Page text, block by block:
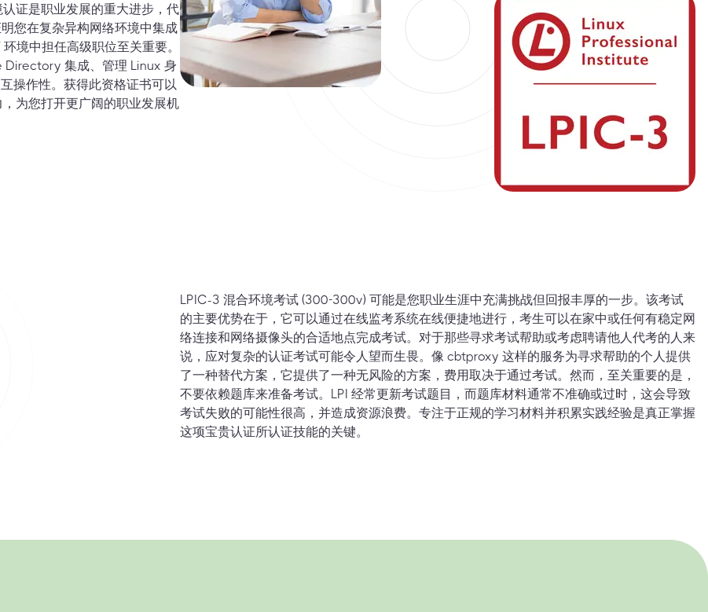
证是职业发展的重大进步，代
您在复杂异构网络环境中集成
境中担任高级职位至关重要。
Directory 集成、管理 Linux 身
操作性。获得此资格证书可以
为您打开更广阔的职业发展机
LPIC-3 混合环境考试 (300-300v) 可能是您职业生涯中充满挑战但回报丰厚的一步。该考试
的主要优势在于，它可以通过在线监考系统在线便捷地进行，考生可以在家中或任何有稳定网
络连接和网络摄像头的合适地点完成考试。对于那些寻求考试帮助或考虑聘请他人代考的人来
说，应对复杂的认证考试可能令人望而生畏。像 cbtproxy 这样的服务为寻求帮助的个人提供
了一种替代方案，它提供了一种无风险的方案，费用取决于通过考试。然而，至关重要的是，
不要依赖题库来准备考试。LPI 经常更新考试题目，而题库材料通常不准确或过时，这会导致
考试失败的可能性很高，并造成资源浪费。专注于正规的学习材料并积累实践经验是真正掌握
这项宝贵认证所认证技能的关键。